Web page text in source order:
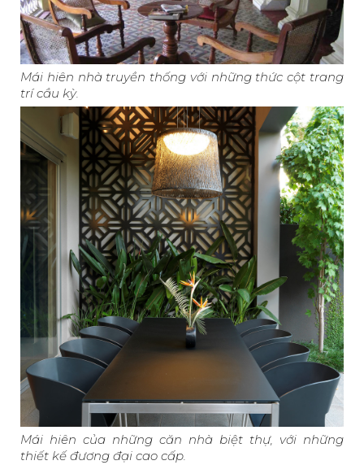
Mái hiên nhà truyền thống với những thức cột trang
trí cầu kỳ.
Mái hiên của những căn nhà biệt thự, với những
thiết kế đương đại cao cấp.